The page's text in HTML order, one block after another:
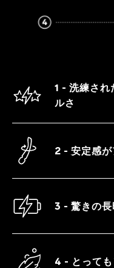
1 - 洗練され
ルさ
した持ち手
ションを生
2 - 安定感
持ちやすい
ハンドルで
3 - 驚きの長
長くなった
しょう。
4 - とって